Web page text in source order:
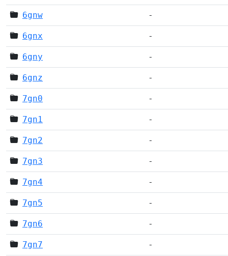
6gnw -
6gnx -
6gny -
6gnz -
7gn0 -
7gn1 -
7gn2 -
7gn3 -
7gn4 -
7gn5 -
7gn6 -
7gn7 -